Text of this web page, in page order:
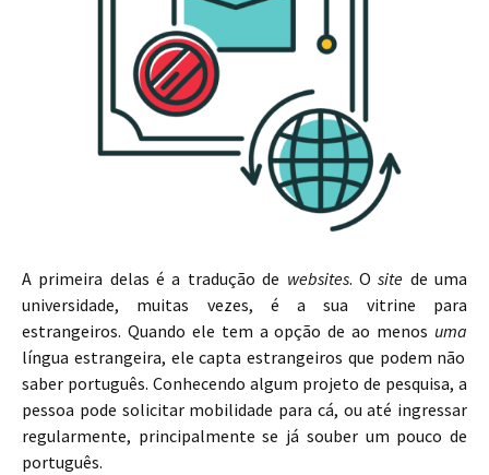
A primeira delas é a tradução de websites. Osite de uma
universidade, muitas vezes, é a sua vitrine para
estrangeiros. Quando ele tem a opção de ao menos uma
língua estrangeira, ele capta estrangeiros que podem não
saber português. Conhecendo algum projeto de pesquisa, a
pessoa pode solicitar mobilidade para cá, ou até ingressar
regularmente, principalmente se já souber um pouco de
português.